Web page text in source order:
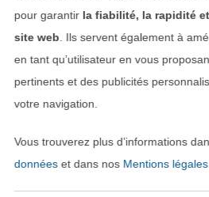
Protection des
Contact
Rétractation de
pour garantir la fiabilité, la rapidité
site web . Ils servent également à
en tant qu’utilisateur en vous
pertinents et des publicités
votre navigation.
Vous trouverez plus d’informations
donnéeset dans nos Mentions légales.